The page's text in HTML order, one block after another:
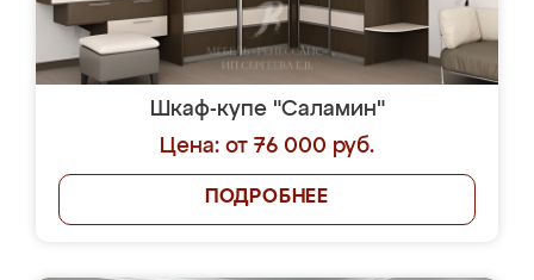
Шкаф-купе "Саламин"
Цена: от 76 000 руб.
ПОДРОБНЕЕ